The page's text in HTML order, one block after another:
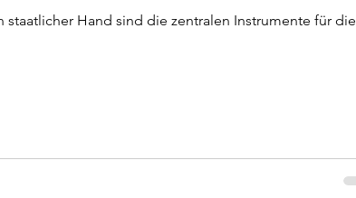
Hand sind die zentralen Instrumente für die